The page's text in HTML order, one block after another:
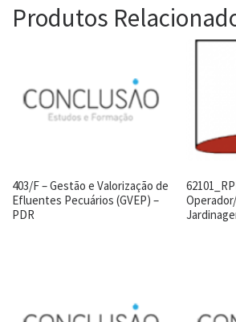
Produtos
403/F – Gestão e Valorização de
Efluentes Pecuários (GVEP) –
PDR